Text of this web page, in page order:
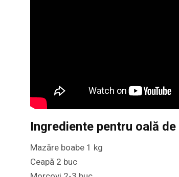
Ingrediente pentru oală
Mazăre boabe 1 kg
Ceapă 2 buc